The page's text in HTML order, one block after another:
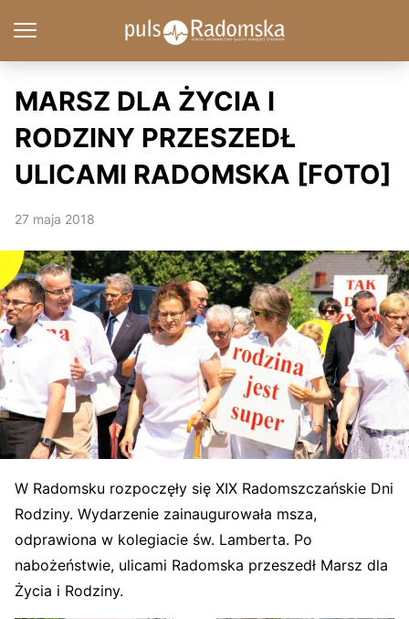
MARSZ DLA ŻYCIA I
RODZINY PRZESZEDŁ
ULICAMI RADOMSKA [FOTO]
27 maja 2018
W Radomsku rozpoczęły się XIX Radomszczańskie Dni
Rodziny. Wydarzenie zainaugurowała msza,
odprawiona w kolegiacie św. Lamberta. Po
nabożeństwie, ulicami Radomska przeszedł Marsz dla
Życia i Rodziny.